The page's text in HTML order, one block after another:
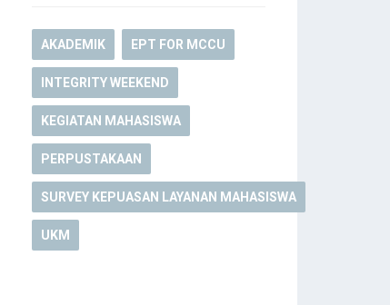
AKADEMIK EPT FOR MCCU
INTEGRITY WEEKEND
KEGIATAN MAHASISWA
PERPUSTAKAAN
SURVEY KEPUASAN LAYANAN MAHASISWA
UKM